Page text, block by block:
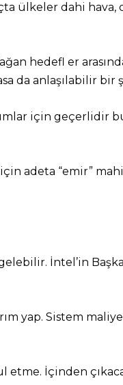
ülkeler dahi
hedefl er
da anlaşılabilir bir
için geçerlidir
adeta “emir”
İntel’in
yap. Sistem
etme. İçinden